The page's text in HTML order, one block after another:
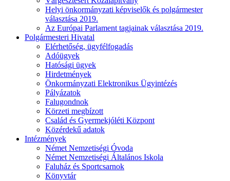
Helyi önkormányzati képviselők és polgármester
választása 2019.
Az Európai Parlament tagjainak választása 2019.
Polgármesteri Hivatal
Elérhetőség, ügyfélfogadás
Adóügyek
Hatósági ügyek
Hirdetmények
Önkormányzati Elektronikus Ügyintézés
Pályázatok
Falugondnok
Körzeti megbízott
Család és Gyermekjóléti Központ
Közérdekű adatok
Intézmények
Német Nemzetiségi Óvoda
Német Nemzetiségi Általános Iskola
Faluház és Sportcsarnok
Könyvtár